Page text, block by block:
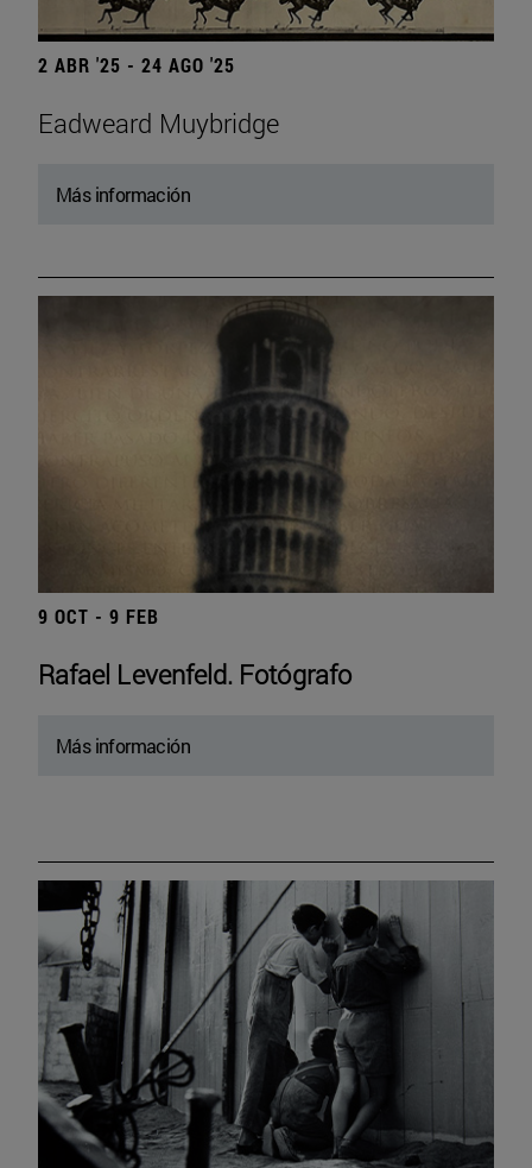
2 ABR '25 - 24 AGO '25
Eadweard Muybridge
Más información
9 OCT - 9 FEB
Rafael Levenfeld. Fotógrafo
Más información